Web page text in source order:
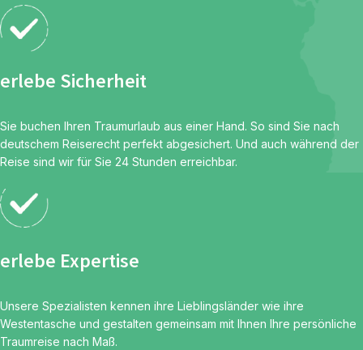
erlebe Sicherheit
Sie buchen Ihren Traumurlaub aus einer Hand. So sind Sie nach
deutschem Reiserecht perfekt abgesichert. Und auch während der
Reise sind wir für Sie 24 Stunden erreichbar.
erlebe Expertise
Unsere Spezialisten kennen ihre Lieblingsländer wie ihre
Westentasche und gestalten gemeinsam mit Ihnen Ihre persönliche
Traumreise nach Maß.